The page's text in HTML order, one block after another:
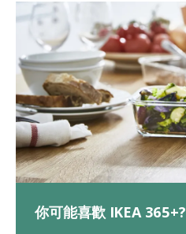
你可能喜歡 IKEA 365+?